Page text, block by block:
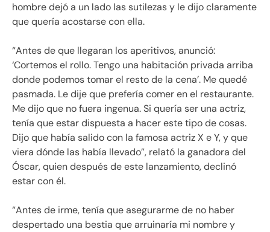
hombre dejó a un lado las sutilezas y le dijo claramente
que quería acostarse con ella.
“Antes de que llegaran los aperitivos, anunció:
‘Cortemos el rollo. Tengo una habitación privada arriba
donde podemos tomar el resto de la cena’. Me quedé
pasmada. Le dije que prefería comer en el restaurante.
Me dijo que no fuera ingenua. Si quería ser una actriz,
tenía que estar dispuesta a hacer este tipo de cosas.
Dijo que había salido con la famosa actriz X e Y, y que
viera dónde las había llevado”, relató la ganadora del
Óscar, quien después de este lanzamiento, declinó
estar con él.
“Antes de irme, tenía que asegurarme de no haber
despertado una bestia que arruinaría mi nombre y